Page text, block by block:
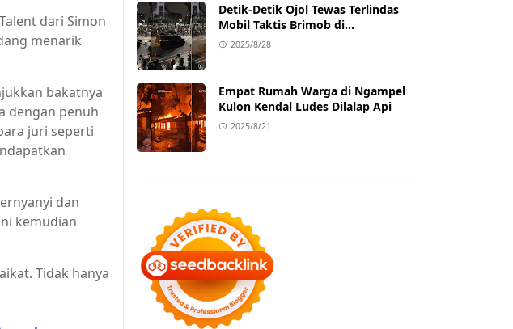
dari Simon
menarik
bakatnya
dengan penuh
juri seperti
dan
kemudian
Tidak hanya
Detik-Detik Ojol Tewas Terlindas
Mobil Taktis Brimob di
Pejompongan, Viral di Medsos
2025/8/28
Empat Rumah Warga di Ngampel
Kulon Kendal Ludes Dilalap Api
2025/8/21